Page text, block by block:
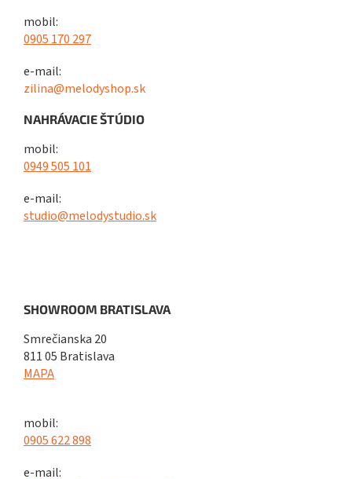
mobil:
0905 170 297
e-mail:
zilina@melodyshop.sk
NAHRÁVACIE ŠTÚDIO
mobil:
0949 505 101
e-mail:
studio@melodystudio.sk
SHOWROOM BRATISLAVA
Smrečianska 20
811 05 Bratislava
MAPA
mobil:
0905 622 898
e-mail: